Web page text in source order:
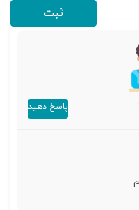
پاسخ دهید